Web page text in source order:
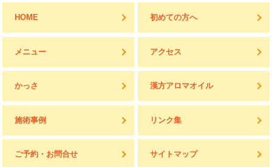
HOME 初めての方へ
メニュー アクセス
かっさ 漢方アロマオイル
施術事例 リンク集
ご予約・お問合せ サイトマップ